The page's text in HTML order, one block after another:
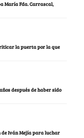
María Fda. Carrascal,
la puerta por la que
después de haber sido
Iván Mejía para luchar